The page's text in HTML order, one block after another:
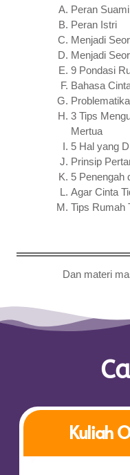
Peran Suami
Peran Istri
Menjadi
Menjadi
9 Pondasi
Bahasa
3 Tips
Mertua
5 Hal yang
Prinsip
5 Penengah
Agar Cinta
Tips Rumah
Dan materi
Kuliah